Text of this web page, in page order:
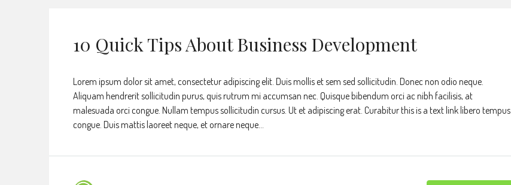
10 Quick Tips About Business Development
Lorem ipsum dolor sit amet, consectetur adipiscing elit. Duis mollis et sem sed sollicitudin. Donec non odio neque.
Aliquam hendrerit sollicitudin purus, quis rutrum mi accumsan nec. Quisque bibendum orci ac nibh facilisis, at
malesuada orci congue. Nullam tempus sollicitudin cursus. Ut et adipiscing erat. Curabitur this is a text link libero tempus
congue. Duis mattis laoreet neque, et ornare neque...